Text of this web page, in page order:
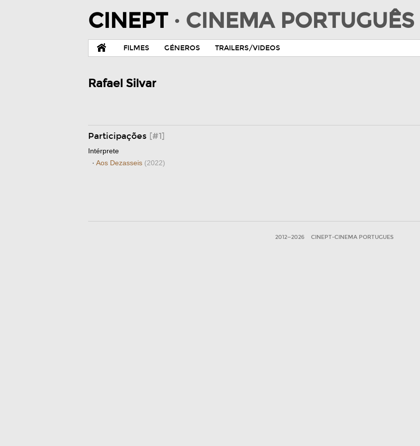
CINEPT · CINEMA PORTUGUÊS
FILMES GÉNEROS TRAILERS/VIDEOS
Rafael Silvar
Participações [#1]
Intérprete
· Aos Dezasseis (2022)
2012—2026 CINEPT-CINEMA PORTUGUES